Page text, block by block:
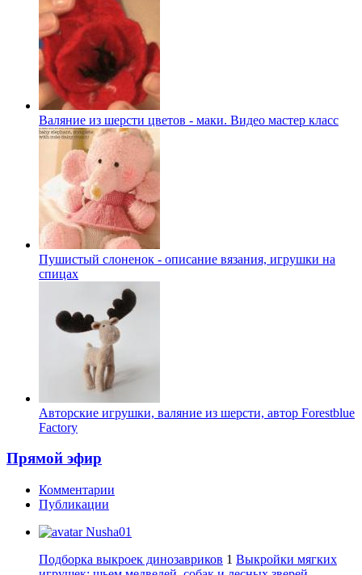
Валяние из шерсти цветов - маки. Видео мастер класс
Пушистый слоненок - описание вязания, игрушки на
спицах
Авторские игрушки, валяние из шерсти, автор Forestblue
Factory
Прямой эфир
Комментарии
Публикации
Nusha01
Подборка выкроек динозавриков 1 Выкройки мягких